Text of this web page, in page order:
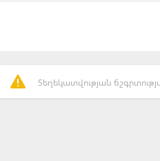
Տեղեկատվության